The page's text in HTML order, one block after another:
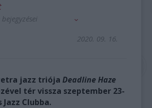
2020. 09. 16.
jazz triójaDeadline Haze
tér vissza szeptember 23-
Jazz Clubba.